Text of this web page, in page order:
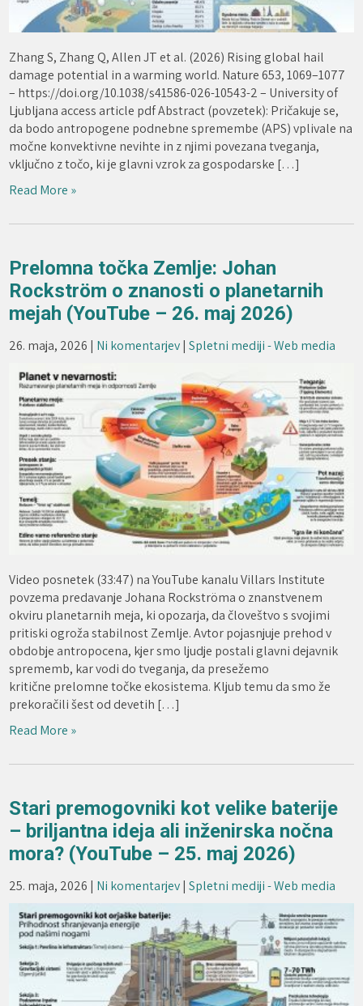
Zhang S, Zhang Q, Allen JT et al. (2026) Rising global hail
damage potential in a warming world. Nature 653, 1069–1077
– https://doi.org/10.1038/s41586-026-10543-2 – University of
Ljubljana access article pdf Abstract (povzetek): Pričakuje se,
da bodo antropogene podnebne spremembe (APS) vplivale na
močne konvektivne nevihte in z njimi povezana tveganja,
vključno z točo, ki je glavni vzrok za gospodarske […]
Read More »
Prelomna točka Zemlje: Johan
Rockström o znanosti o planetarnih
mejah (YouTube – 26. maj 2026)
26. maja, 2026 | Ni komentarjev|Spletni mediji - Web media
Video posnetek (33:47) na YouTube kanalu Villars Institute
povzema predavanje Johana Rockströma o znanstvenem
okviru planetarnih meja, ki opozarja, da človeštvo s svojimi
pritiski ogroža stabilnost Zemlje. Avtor pojasnjuje prehod v
obdobje antropocena, kjer smo ljudje postali glavni dejavnik
sprememb, kar vodi do tveganja, da presežemo
kritične prelomne točke ekosistema. Kljub temu da smo že
prekoračili šest od devetih […]
Read More »
Stari premogovniki kot velike baterije
– briljantna ideja ali inženirska nočna
mora? (YouTube – 25. maj 2026)
25. maja, 2026 | Ni komentarjev|Spletni mediji - Web media